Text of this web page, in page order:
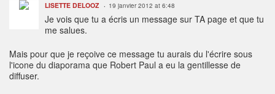
LISETTE DELOOZ 19 janvier 2012 at 6:48
Je vois que tu a écris un message sur TA page et que tu
me salues.
Mais pour que je reçoive ce message tu aurais du l'écrire sous
l'icone du diaporama que Robert Paul a eu la gentillesse de
diffuser.